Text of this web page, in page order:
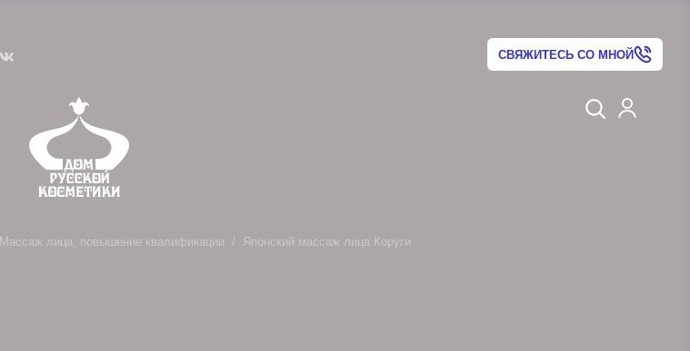
СВЯЖИТЕСЬ СО МНОЙ
Массаж лица, повышение квалификации Японский массаж лица Коруги